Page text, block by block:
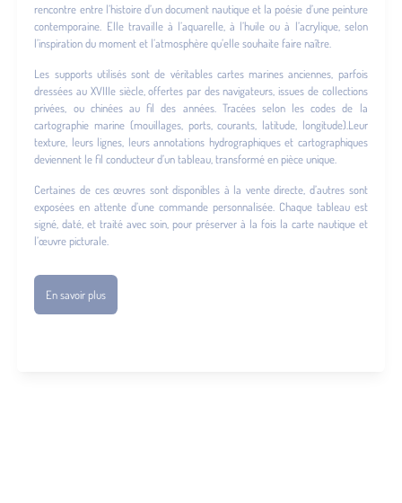
rencontre entre l’histoire d’un document nautique et la poésie d’une peinture
contemporaine. Elle travaille à l’aquarelle, à l’huile ou à l’acrylique, selon
l’inspiration du moment et l’atmosphère qu’elle souhaite faire naître.
Les supports utilisés sont de véritables cartes marines anciennes, parfois
dressées au XVIIIe siècle, offertes par des navigateurs, issues de collections
privées, ou chinées au fil des années. Tracées selon les codes de la
cartographie marine (mouillages, ports, courants, latitude, longitude).Leur
texture, leurs lignes, leurs annotations hydrographiques et cartographiques
deviennent le fil conducteur d’un tableau, transformé en pièce unique.
Certaines de ces œuvres sont disponibles à la vente directe, d’autres sont
exposées en attente d’une commande personnalisée. Chaque tableau est
signé, daté, et traité avec soin, pour préserver à la fois la carte nautique et
l’œuvre picturale.
En savoir plus